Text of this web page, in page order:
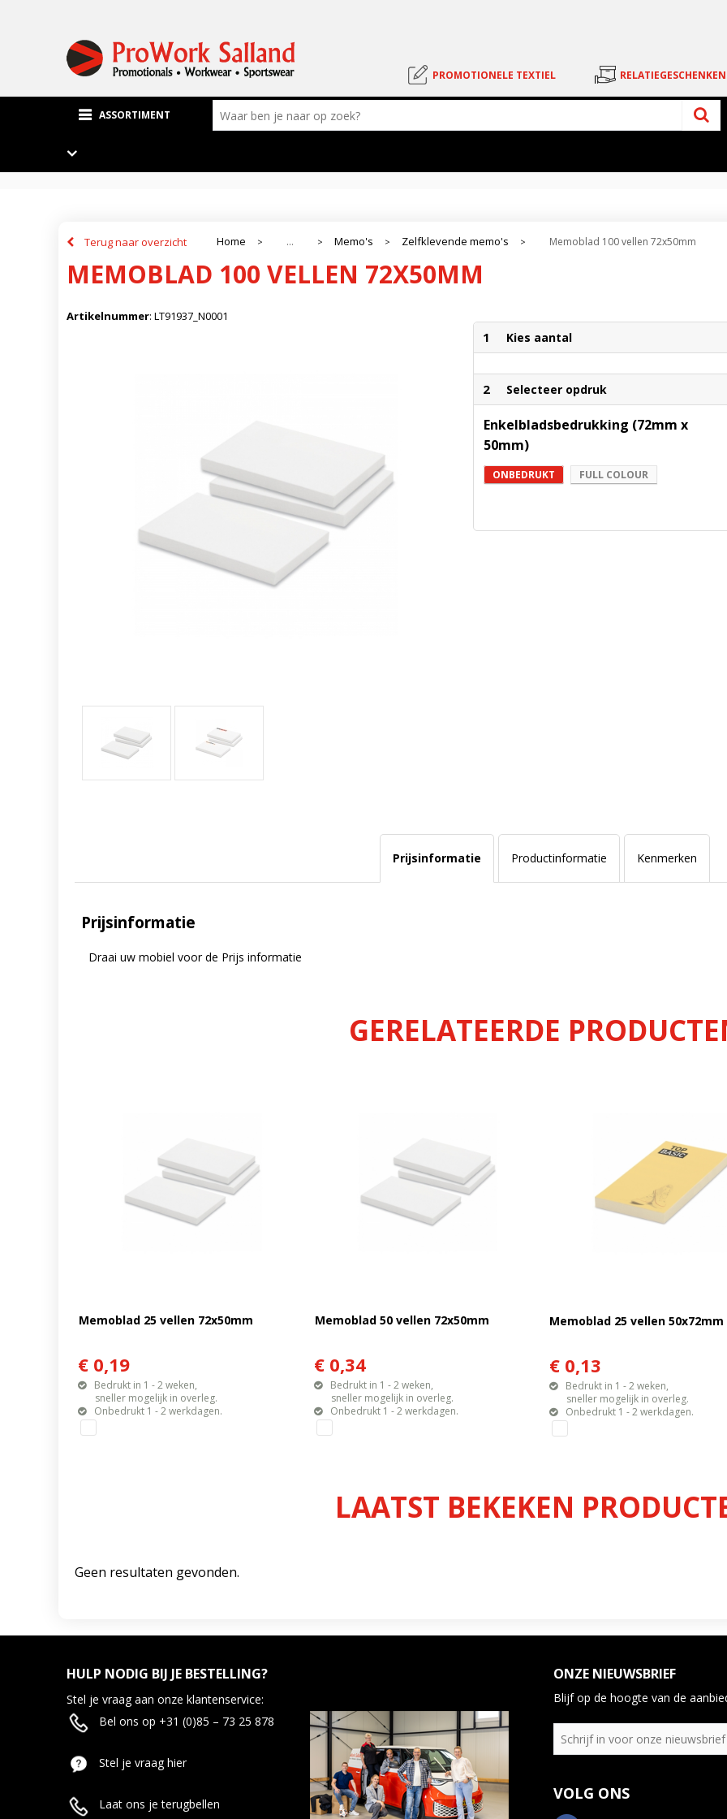
PROMOTIONELE TEXTIEL RELATIEGESCHENKEN
ASSORTIMENT
Terug naar overzicht Home > ... > Memo's > Zelfklevende memo's > Memoblad 100 vellen 72x50mm
MEMOBLAD 100 VELLEN 72X50MM
Artikelnummer: LT91937_N0001
1 Kies aantal
2 Selecteer opdruk
Enkelbladsbedrukking (72mm x
50mm)
ONBEDRUKT FULL COLOUR
Prijsinformatie Productinformatie Kenmerken
Prijsinformatie
Draai uw mobiel voor de Prijs informatie
GERELATEERDE
Memoblad 25 vellen 72x50mm
€ 0,19
Bedrukt in 1 - 2 weken,
sneller mogelijk in overleg.
Onbedrukt 1 - 2 werkdagen.
Memoblad 50 vellen 72x50mm
€ 0,34
Bedrukt in 1 - 2 weken,
sneller mogelijk in overleg.
Onbedrukt 1 - 2 werkdagen.
Memoblad 25 vellen 50x72mm
€ 0,13
Bedrukt in 1 - 2 weken,
sneller mogelijk in overleg.
Onbedrukt 1 - 2 werkdagen.
LAATST BEKEKEN
Geen resultaten gevonden.
HULP NODIG BIJ JE BESTELLING?
Stel je vraag aan onze klantenservice:
Bel ons op +31 (0)85 – 73 25 878
Stel je vraag hier
Laat ons je terugbellen
ONZE NIEUWSBRIEF
Blijf op de hoogte van de
VOLG ONS